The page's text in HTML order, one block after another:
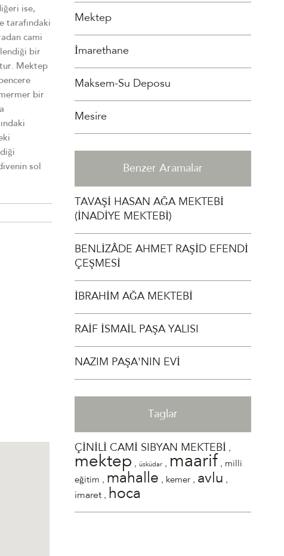
ise,
tarafındaki
cami
bir
Mektep
bir
sol
Mektep
İmarethane
Maksem-Su Deposu
Mesire
Benzer Aramalar
TAVAŞİ HASAN AĞA MEKTEBİ
(İNADİYE MEKTEBİ)
BENLİZÂDE AHMET RAŞİD EFENDİ
ÇEŞMESİ
İBRAHİM AĞA MEKTEBİ
RAİF İSMAİL PAŞA YALISI
NAZIM PAŞA'NIN EVİ
Taglar
ÇİNİLİ CAMİ SIBYAN MEKTEBİ ,
mektep ,üsküdar , maarif , milli
eğitim , mahalle , kemer , avlu ,
imaret , hoca